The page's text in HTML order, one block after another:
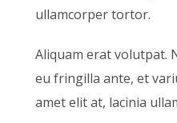
ullamcorper tortor.
Aliquam erat volutpat.
eu fringilla ante, et
amet elit at, lacinia